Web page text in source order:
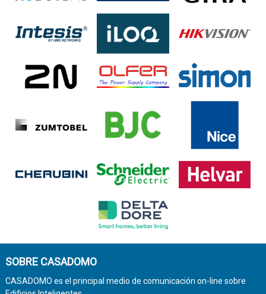
SOBRE CASADOMO
CASADOMO es el principal medio de comunicación on-line sobre